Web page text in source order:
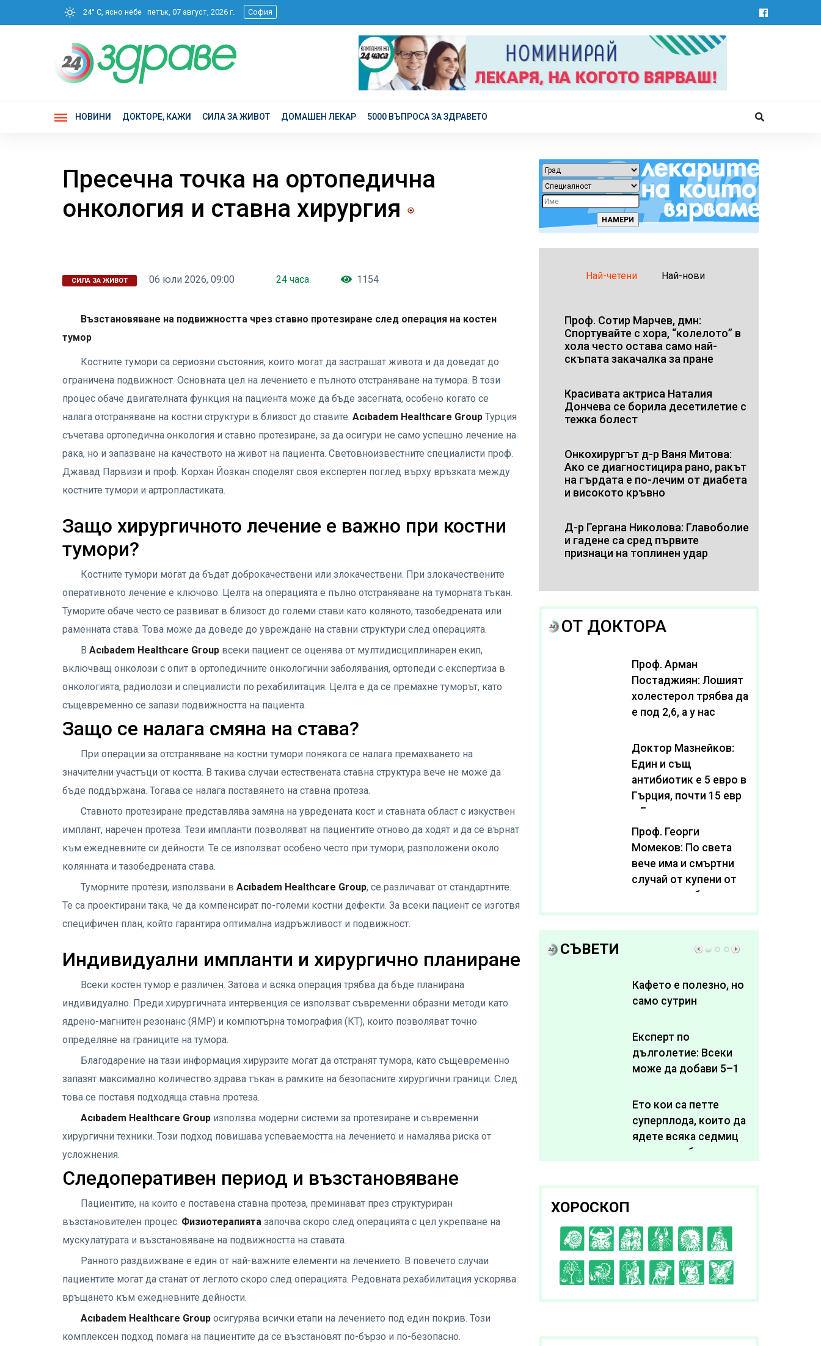
24° C, ясно небе петък, 07 август, 2026 г. София
НОВИНИ ДОКТОРЕ, КАЖИ СИЛА ЗА ЖИВОТ ДОМАШЕН ЛЕКАР 5000 ВЪПРОСА ЗА ЗДРАВЕТО
Пресечна точка на ортопедична
онкология и ставна хирургия
СИЛА ЗА ЖИВОТ 06 юли 2026, 09:00 24 часа 1154
Възстановяване на подвижността чрез ставно протезиране след операция на костен
тумор
Костните тумори са сериозни състояния, които могат да застрашат живота и да доведат до
ограничена подвижност. Основната цел на лечението е пълното отстраняване на тумора. В този
процес обаче двигателната функция на пациента може да бъде засегната, особено когато се
налага отстраняване на костни структури в близост до ставите. Acıbadem Healthcare Group Турция
съчетава ортопедична онкология и ставно протезиране, за да осигури не само успешно лечение на
рака, но и запазване на качеството на живот на пациента. Световноизвестните специалисти проф.
Джавад Парвизи и проф. Корхан Йозкан споделят своя експертен поглед върху връзката между
костните тумори и артропластиката.
Защо хирургичното лечение е важно при костни
тумори?
Костните тумори могат да бъдат доброкачествени или злокачествени. При злокачествените
оперативното лечение е ключово. Целта на операцията е пълно отстраняване на туморната тъкан.
Туморите обаче често се развиват в близост до големи стави като коляното, тазобедрената или
раменната става. Това може да доведе до увреждане на ставни структури след операцията.
В Acıbadem Healthcare Group всеки пациент се оценява от мултидисциплинарен екип,
включващ онколози с опит в ортопедичните онкологични заболявания, ортопеди с експертиза в
онкологията, радиолози и специалисти по рехабилитация. Целта е да се премахне туморът, като
същевременно се запази подвижността на пациента.
Защо се налага смяна на става?
При операции за отстраняване на костни тумори понякога се налага премахването на
значителни участъци от костта. В такива случаи естествената ставна структура вече не може да
бъде поддържана. Тогава се налага поставянето на ставна протеза.
Ставното протезиране представлява замяна на увредената кост и ставната област с изкуствен
имплант, наречен протеза. Тези импланти позволяват на пациентите отново да ходят и да се върнат
към ежедневните си дейности. Те се използват особено често при тумори, разположени около
колянната и тазобедрената става.
Туморните протези, използвани в Acıbadem Healthcare Group, се различават от стандартните.
Те са проектирани така, че да компенсират по-големи костни дефекти. За всеки пациент се изготвя
специфичен план, който гарантира оптимална издръжливост и подвижност.
Индивидуални импланти и хирургично планиране
Всеки костен тумор е различен. Затова и всяка операция трябва да бъде планирана
индивидуално. Преди хирургичната интервенция се използват съвременни образни методи като
ядрено-магнитен резонанс (ЯМР) и компютърна томография (КТ), които позволяват точно
определяне на границите на тумора.
Благодарение на тази информация хирурзите могат да отстранят тумора, като същевременно
запазят максимално количество здрава тъкан в рамките на безопасните хирургични граници. След
това се поставя подходяща ставна протеза.
Acıbadem Healthcare Group използва модерни системи за протезиране и съвременни
хирургични техники. Този подход повишава успеваемостта на лечението и намалява риска от
усложнения.
Следоперативен период и възстановяване
Пациентите, на които е поставена ставна протеза, преминават през структуриран
възстановителен процес. Физиотерапията започва скоро след операцията с цел укрепване на
мускулатурата и възстановяване на подвижността на ставата.
Ранното раздвижване е един от най-важните елементи на лечението. В повечето случаи
пациентите могат да станат от леглото скоро след операцията. Редовната рехабилитация ускорява
връщането към ежедневните дейности.
Acıbadem Healthcare Group осигурява всички етапи на лечението под един покрив. Този
комплексен подход помага на пациентите да се възстановят по-бързо и по-безопасно.
Най-четени Най-нови
Проф. Сотир Марчев, дмн:
Спортувайте с хора, “колелото” в
хола често остава само най-
скъпата закачалка за пране
Красивата актриса Наталия
Дончева се борила десетилетие с
тежка болест
Онкохирургът д-р Ваня Митова:
Ако се диагностицира рано, ракът
на гърдата е по-лечим от диабета
и високото кръвно
Д-р Гергана Николова: Главоболие
и гадене са сред първите
признаци на топлинен удар
ОТ ДОКТОРА
Проф. Арман
Постаджиян: Лошият
холестерол трябва да
е под 2,6, а у нас
нива от 3,2
Доктор Мазнейков:
Един и същ
антибиотик e 5 евро в
Гърция, почти 15 евро
в България
Проф. Георги
Момеков: По света
вече има и смъртни
случай от купени от
интернет субстанции
за отслабване
СЪВЕТИ
Кафето е полезно, но
само сутрин
Експерт по
дълголетие: Всеки
може да добави 5–10
живота си
Ето кои са петте
суперплода, които да
ядете всяка седмица,
за да подобрите
ХОРОСКОП
C D EFGH
I J K L A B